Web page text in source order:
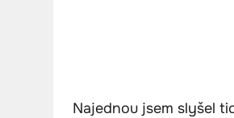
Najednou jsem slyšel